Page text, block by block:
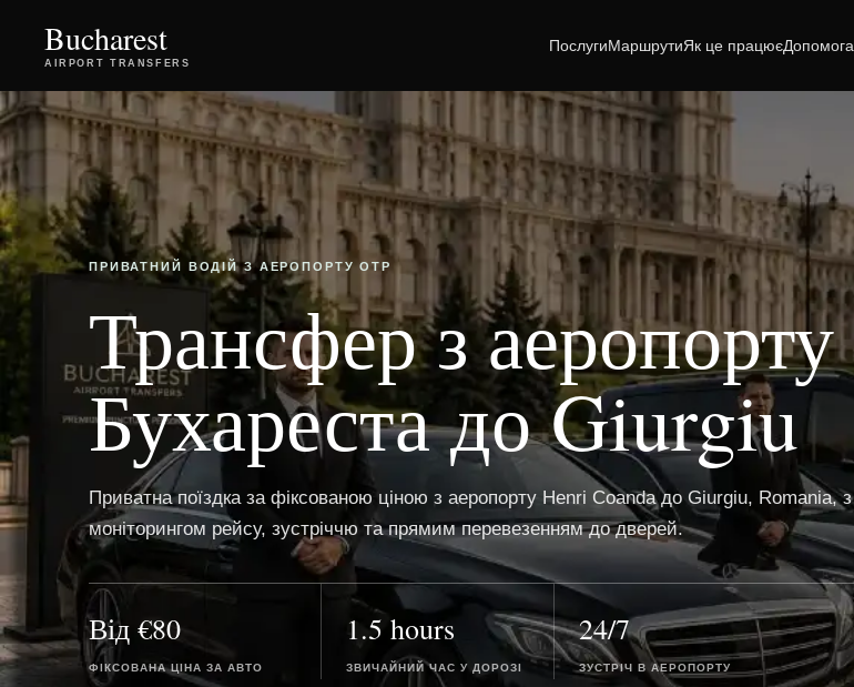
Bucharest
AIRPORT TRANSFERS
ПослугиМаршрутиЯк це працюєДопомога
ПРИВАТНИЙ ВОДІЙ З АЕРОПОРТУ OTP
Трансфер з аеропорту
Бухареста до Giurgiu
Приватна поїздка за фіксованою ціною з аеропорту Henri Coanda до Giurgiu, Romania, з
моніторингом рейсу, зустріччю та прямим перевезенням до дверей.
Від €80
ФІКСОВАНА ЦІНА ЗА АВТО
1.5 hours
ЗВИЧАЙНИЙ ЧАС У ДОРОЗІ
24/7
ЗУСТРІЧ В АЕРОПОРТУ